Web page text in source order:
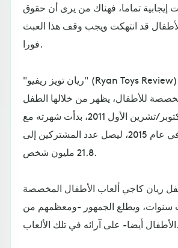
إيجابية تماما، فهناك من يرى أن حقوق
قد انتهكت ويجب وقف هذا العبث
فورا.
"ريان تويز ريفيو" (Ryan Toys Review) إحدى أشهر
للأطفال، يظهر من خلالها الطفل
ريان، من مواليد أكتوبر/تشرين الأول 2011، بدأت شهرته مع
إطلاق القناة في عام 2015، ليصل عدد المشتركين إلى
21.8 مليون شخص.
ريان كاجي ألعاب الأطفال المخصصة
ويطلع الجمهور -ومعظمهم من
الأطفال أيضا- على آرائه في تلك الألعاب.